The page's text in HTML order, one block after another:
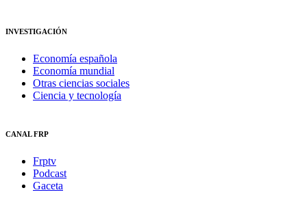
INVESTIGACIÓN
Economía española
Economía mundial
Otras ciencias sociales
Ciencia y tecnología
CANAL FRP
Frptv
Podcast
Gaceta